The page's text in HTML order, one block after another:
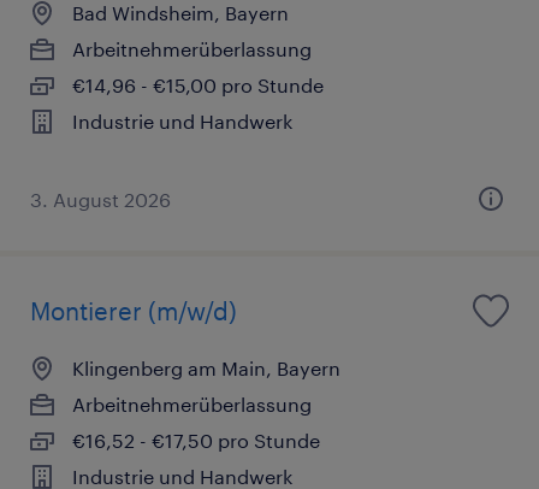
Bad Windsheim, Bayern
Arbeitnehmerüberlassung
€14,96 - €15,00 pro Stunde
Industrie und Handwerk
3. August 2026
Montierer (m/w/d)
Klingenberg am Main, Bayern
Arbeitnehmerüberlassung
€16,52 - €17,50 pro Stunde
Industrie und Handwerk